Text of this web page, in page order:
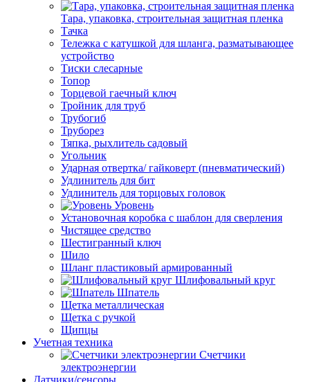
Тара, упаковка, строительная защитная пленка
Тачка
Тележка с катушкой для шланга, разматывающее
устройство
Тиски слесарные
Топор
Торцевой гаечный ключ
Тройник для труб
Трубогиб
Труборез
Тяпка, рыхлитель садовый
Угольник
Ударная отвертка/ гайковерт (пневматический)
Удлинитель для бит
Удлинитель для торцовых головок
Уровень
Установочная коробка с шаблон для сверления
Чистящее средство
Шестигранный ключ
Шило
Шланг пластиковый армированный
Шлифовальный круг
Шпатель
Щетка металлическая
Щетка с ручкой
Щипцы
Учетная техника
Счетчики
электроэнергии
Датчики/сенсоры